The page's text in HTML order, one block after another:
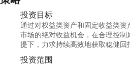
投资目标
通过对权益类资产和固定收益类
市场的绝对收益机会，在合理控
提下，力求持续高效地获取稳健回
投资范围